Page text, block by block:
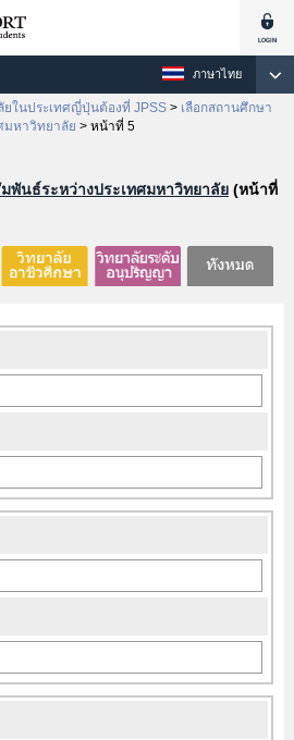
ภาษาไทย
นประเทศญี่ปุ่นต้องที่ JPSS > เลือกสถานศึกษา
มหาวิทยาลัย > หน้าที่ 5
พันธ์ระหว่างประเทศมหาวิทยาลัย(หน้าที่